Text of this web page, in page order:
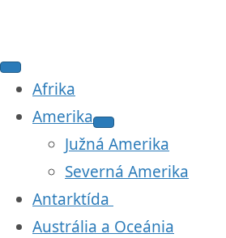
Afrika
Amerika
Južná Amerika
Severná Amerika
Antarktída
Austrália a Oceánia